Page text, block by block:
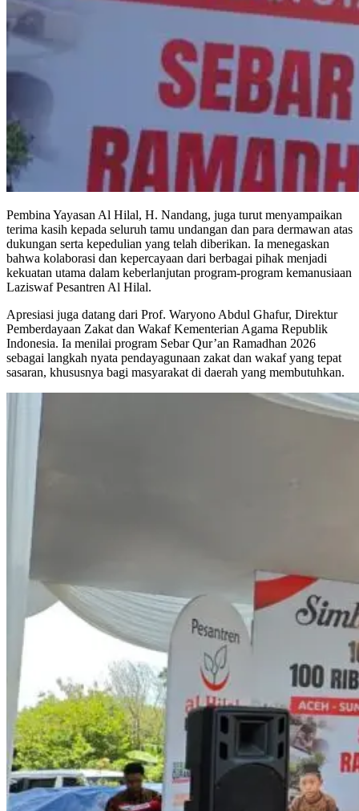
Pembina Yayasan Al Hilal, H. Nandang, juga turut menyampaikan
terima kasih kepada seluruh tamu undangan dan para dermawan atas
dukungan serta kepedulian yang telah diberikan. Ia menegaskan
bahwa kolaborasi dan kepercayaan dari berbagai pihak menjadi
kekuatan utama dalam keberlanjutan program-program kemanusiaan
Laziswaf Pesantren Al Hilal.
Apresiasi juga datang dari Prof. Waryono Abdul Ghafur, Direktur
Pemberdayaan Zakat dan Wakaf Kementerian Agama Republik
Indonesia. Ia menilai program Sebar Qur’an Ramadhan 2026
sebagai langkah nyata pendayagunaan zakat dan wakaf yang tepat
sasaran, khususnya bagi masyarakat di daerah yang membutuhkan.